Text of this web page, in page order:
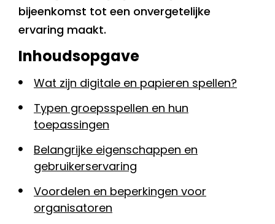
bijeenkomst tot een onvergetelijke
ervaring maakt.
Inhoudsopgave
Wat zijn digitale en papieren spellen?
Typen groepsspellen en hun
toepassingen
Belangrijke eigenschappen en
gebruikerservaring
Voordelen en beperkingen voor
organisatoren